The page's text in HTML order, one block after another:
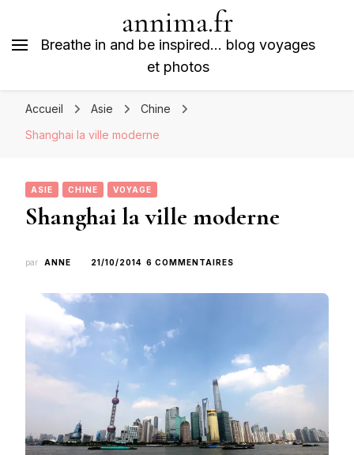
annima.fr
Breathe in and be inspired… blog voyages
et photos
Accueil Asie
Chine
Shanghai la ville moderne
ASIE CHINE VOYAGE
Shanghai la ville moderne
par ANNE 21/10/2014 6 COMMENTAIRES